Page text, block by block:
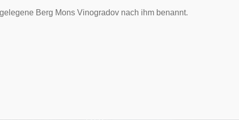
Berg Mons Vinogradov nach ihm benannt.